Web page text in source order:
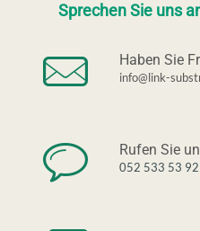
Sprechen Sie uns
Haben Sie
info@link-
Rufen Sie
052 533 53 92